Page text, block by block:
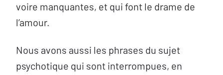
voire manquantes, et qui font le drame de
l’amour.
Nous avons aussi les phrases du sujet
psychotique qui sont interrompues, en